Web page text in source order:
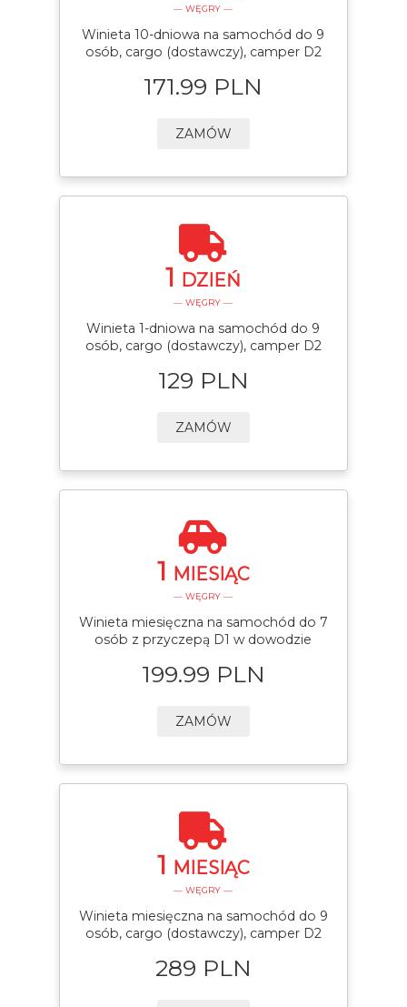
— WĘGRY —
Winieta 10-dniowa na samochód do 9
osób, cargo (dostawczy), camper D2
171.99 PLN
ZAMÓW
1 DZIEŃ
— WĘGRY —
Winieta 1-dniowa na samochód do 9
osób, cargo (dostawczy), camper D2
129 PLN
ZAMÓW
1 MIESIĄC
— WĘGRY —
Winieta miesięczna na samochód do 7
osób z przyczepą D1 w dowodzie
199.99 PLN
ZAMÓW
1 MIESIĄC
— WĘGRY —
Winieta miesięczna na samochód do 9
osób, cargo (dostawczy), camper D2
289 PLN